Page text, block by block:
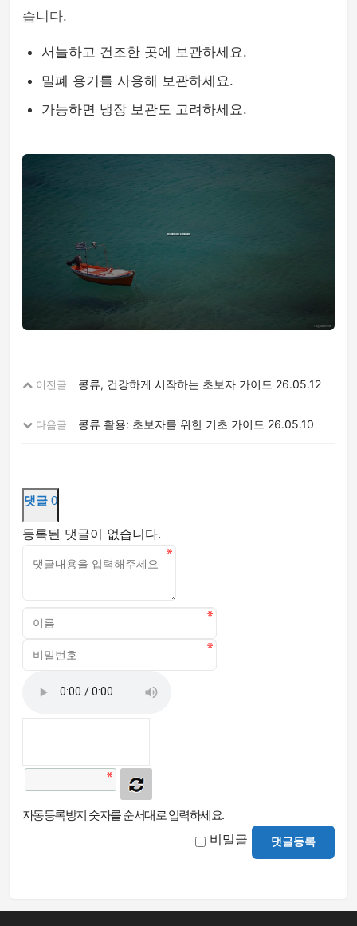
습니다.
서늘하고 건조한 곳에 보관하세요.
밀폐 용기를 사용해 보관하세요.
가능하면 냉장 보관도 고려하세요.
이전글 콩류, 건강하게 시작하는 초보자 가이드 26.05.12
다음글 콩류 활용: 초보자를 위한 기초 가이드 26.05.10
댓글 0
등록된 댓글이 없습니다.
자동등록방지 숫자를 순서대로 입력하세요.
비밀글 댓글등록